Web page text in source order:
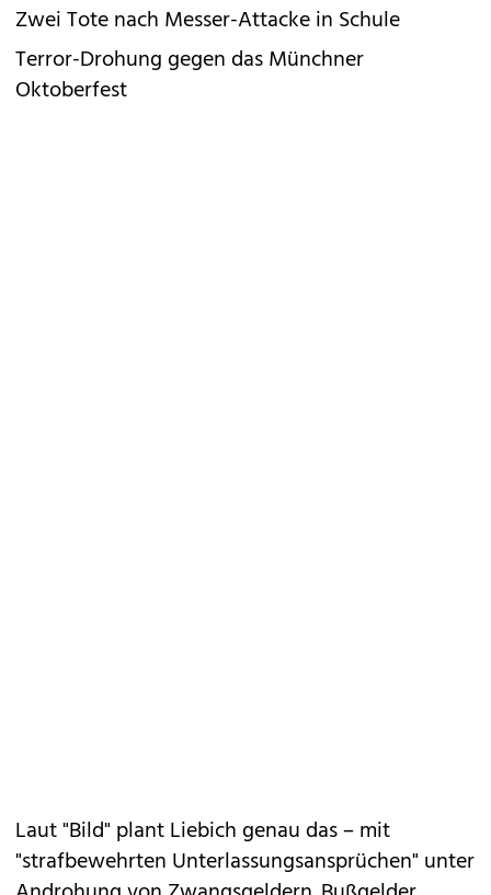
Zwei Tote nach Messer-Attacke in Schule
Terror-Drohung gegen das Münchner
Oktoberfest
Laut "Bild" plant Liebich genau das – mit
"strafbewehrten Unterlassungsansprüchen" unter